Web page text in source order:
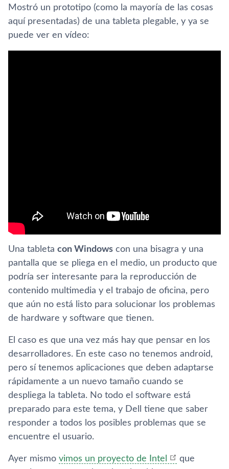
Mostró un prototipo (como la mayoría de las cosas
aquí presentadas) de una tableta plegable, y ya se
puede ver en vídeo:
Una tableta con Windows con una bisagra y una
pantalla que se pliega en el medio, un producto que
podría ser interesante para la reproducción de
contenido multimedia y el trabajo de oficina, pero
que aún no está listo para solucionar los problemas
de hardware y software que tienen.
El caso es que una vez más hay que pensar en los
desarrolladores. En este caso no tenemos android,
pero sí tenemos aplicaciones que deben adaptarse
rápidamente a un nuevo tamaño cuando se
despliega la tableta. No todo el software está
preparado para este tema, y Dell tiene que saber
responder a todos los posibles problemas que se
encuentre el usuario.
Ayer mismo vimos un proyecto de Intel
que